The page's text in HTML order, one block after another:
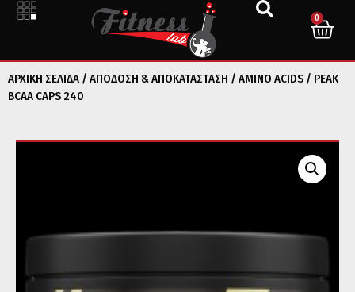
0
ΑΡΧΙΚΉ ΣΕΛΊΔΑ / ΑΠΟΔΟΣΗ & ΑΠΟΚΑΤΑΣΤΑΣΗ / AMINO ACIDS / PEAK
BCAA CAPS 240